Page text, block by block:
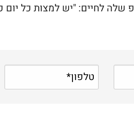
לחיים: "יש למצות כל יום